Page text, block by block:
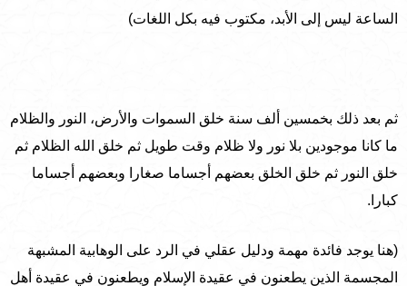
الساعة ليس إلى الأبد، مكتوب فيه بكل اللغات)
ثم بعد ذلك بخمسين ألف سنة خلق السموات والأرض، النور والظلام
ما كانا موجودين بلا نور ولا ظلام وقت طويل ثم خلق الله الظلام ثم
خلق النور ثم خلق الخلق بعضهم أجساما صغارا وبعضهم أجساما
كبارا.
(هنا يوجد فائدة مهمة ودليل عقلي في الرد على الوهابية المشبهة
المجسمة الذين يطعنون في عقيدة الإسلام ويطعنون في عقيدة أهل